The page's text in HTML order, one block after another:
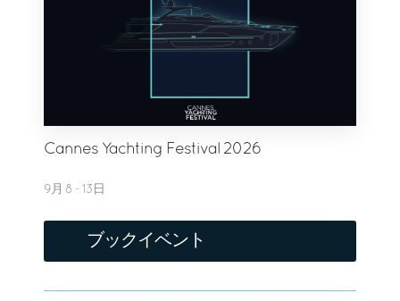
Cannes Yachting Festival 2026
9月 8 - 13日
ブックイベント